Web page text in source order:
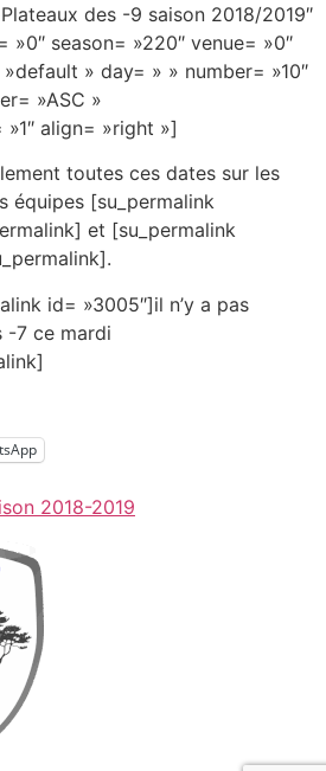
des -9 saison 2018/2019″
»0″ season= »220″ venue= »0″
» day= » » number= »10″
»ASC »
»1″ align= »right »]
toutes ces dates sur les
équipes [su_permalink
et [su_permalink
id= »3005″]il n’y a pas
-7 ce mardi
2018-2019